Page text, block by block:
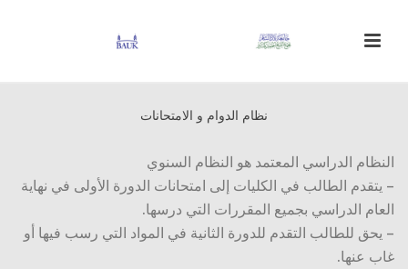
نظام الدوام و الامتحانات
النظام الدراسي المعتمد هو النظام السنوي
– يتقدم الطالب في الكليات إلى امتحانات الدورة الأولى في نهاية
العام الدراسي بجميع المقررات التي درسها.
– يحق للطالب التقدم للدورة الثانية في المواد التي رسب فيها أو
غاب عنها.